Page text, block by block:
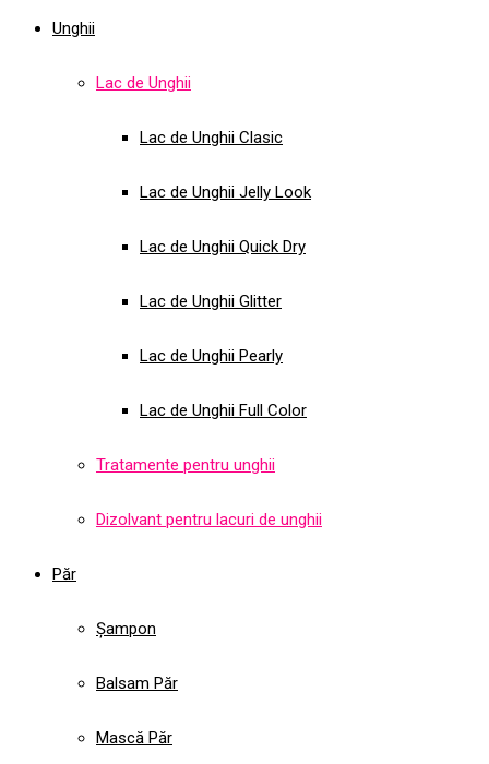
Unghii
Lac de Unghii
Lac de Unghii Clasic
Lac de Unghii Jelly Look
Lac de Unghii Quick Dry
Lac de Unghii Glitter
Lac de Unghii Pearly
Lac de Unghii Full Color
Tratamente pentru unghii
Dizolvant pentru lacuri de unghii
Păr
Șampon
Balsam Păr
Mască Păr